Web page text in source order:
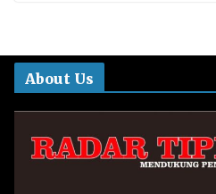
o
k
p
p
About Us